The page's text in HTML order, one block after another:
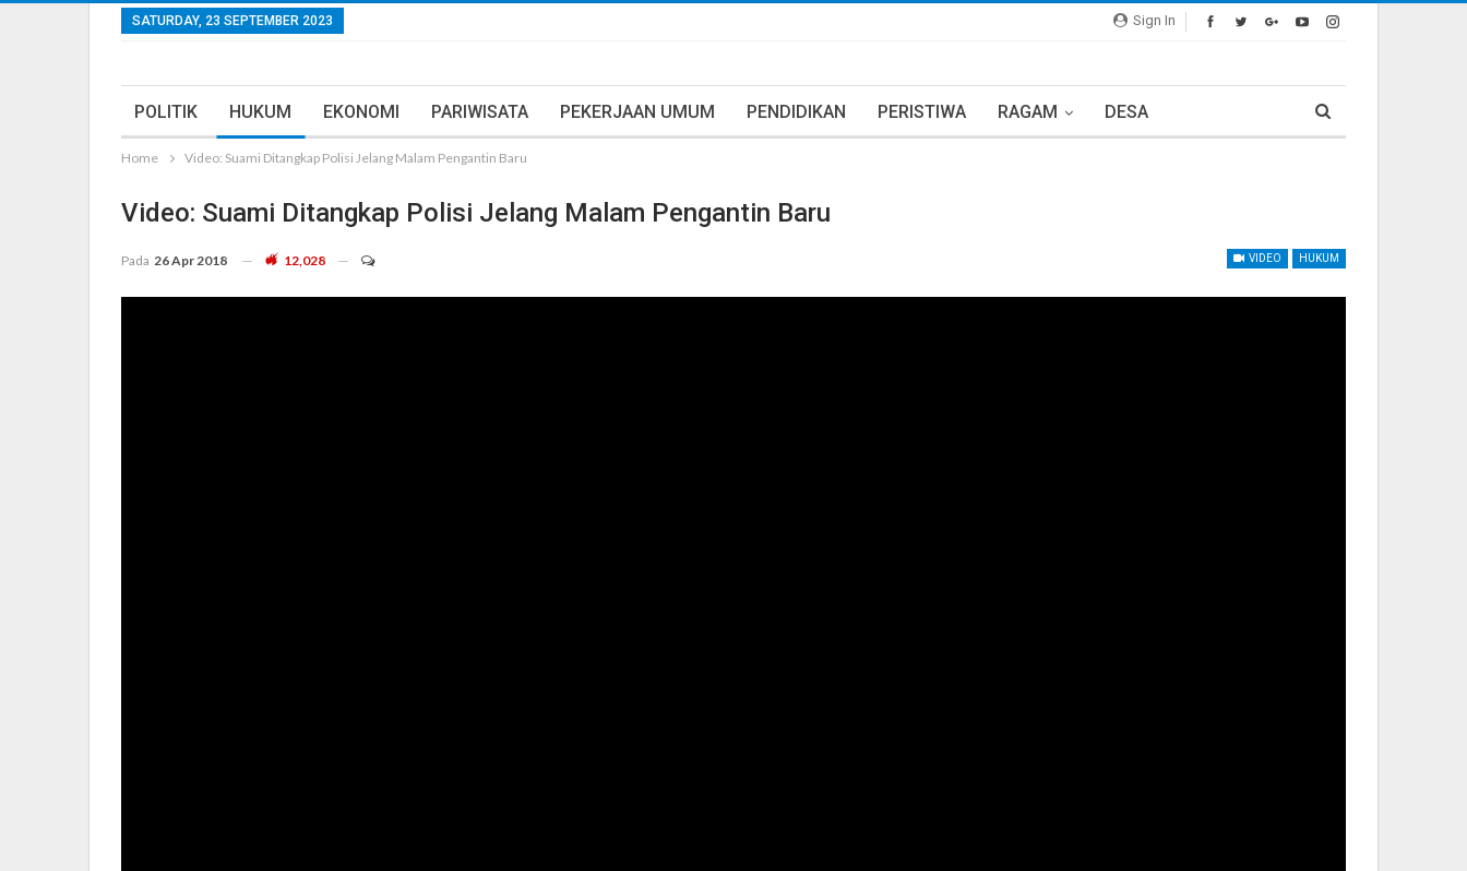
Sign In
SATURDAY, 23 SEPTEMBER 2023
POLITIK HUKUM EKONOMI PARIWISATA PEKERJAAN UMUM PENDIDIKAN PERISTIWA RAGAM DESA
Home Video: Suami Ditangkap Polisi Jelang Malam Pengantin Baru
Video: Suami Ditangkap Polisi Jelang Malam Pengantin Baru
VIDEO HUKUM
Pada 26 Apr 2018 12,028